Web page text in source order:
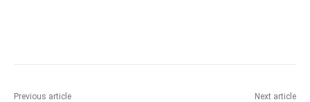
Previous article Next article